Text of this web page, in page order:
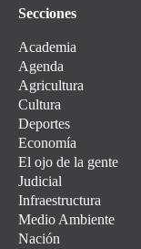
Secciones
Academia
Agenda
Agricultura
Cultura
Deportes
Economía
El ojo de la gente
Judicial
Infraestructura
Medio Ambiente
Nación